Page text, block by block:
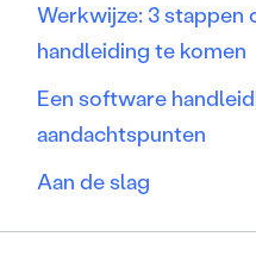
Werkwijze: 3
handleiding te komen
Een software
aandachtspunten
Aan de slag